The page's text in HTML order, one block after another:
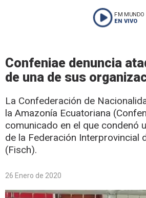
FM MUNDO
EN VIVO
Confeniae denuncia
de una de sus
La Confederación de
la Amazonía Ecuatoriana
comunicado en el que condenó
de la Federación Interprovincial
(Fisch).
26 Enero de 2020